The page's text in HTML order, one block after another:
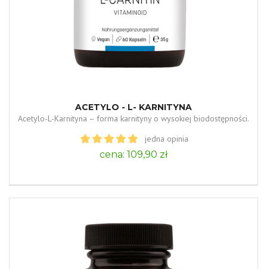
ACETYLO - L- KARNITYNA
Acetylo-L-Karnityna – forma karnityny o wysokiej biodostępności.
jedna opinia
cena: 109,90 zł